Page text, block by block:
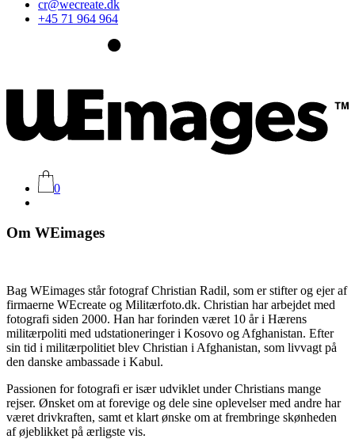
cr@wecreate.dk
+45 71 964 964
0
Om WEimages
Bag WEimages står fotograf Christian Radil, som er stifter og ejer af
firmaerne WEcreate og Militærfoto.dk. Christian har arbejdet med
fotografi siden 2000. Han har forinden været 10 år i Hærens
militærpoliti med udstationeringer i Kosovo og Afghanistan. Efter
sin tid i militærpolitiet blev Christian i Afghanistan, som livvagt på
den danske ambassade i Kabul.
Passionen for fotografi er især udviklet under Christians mange
rejser. Ønsket om at forevige og dele sine oplevelser med andre har
været drivkraften, samt et klart ønske om at frembringe skønheden
af øjeblikket på ærligste vis.